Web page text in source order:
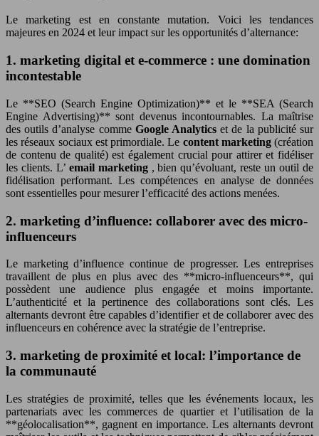
Le marketing est en constante mutation. Voici les tendances
majeures en 2024 et leur impact sur les opportunités d’alternance:
1. marketing digital et e-commerce : une domination
incontestable
Le **SEO (Search Engine Optimization)** et le **SEA (Search
Engine Advertising)** sont devenus incontournables. La maîtrise
des outils d’analyse comme Google Analyticset de la publicité sur
les réseaux sociaux est primordiale. Le content marketing (création
de contenu de qualité) est également crucial pour attirer et fidéliser
les clients. L’ email marketing , bien qu’évoluant, reste un outil de
fidélisation performant. Les compétences en analyse de données
sont essentielles pour mesurer l’efficacité des actions menées.
2. marketing d’influence: collaborer avec des micro-
influenceurs
Le marketing d’influence continue de progresser. Les entreprises
travaillent de plus en plus avec des **micro-influenceurs**, qui
possèdent une audience plus engagée et moins importante.
L’authenticité et la pertinence des collaborations sont clés. Les
alternants devront être capables d’identifier et de collaborer avec des
influenceurs en cohérence avec la stratégie de l’entreprise.
3. marketing de proximité et local: l’importance de
la communauté
Les stratégies de proximité, telles que les événements locaux, les
partenariats avec les commerces de quartier et l’utilisation de la
**géolocalisation**, gagnent en importance. Les alternants devront